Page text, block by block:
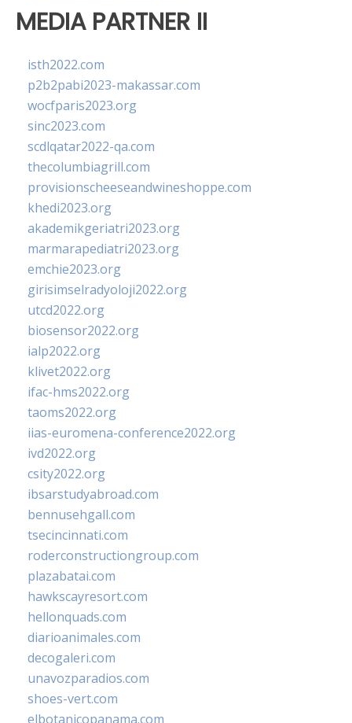
MEDIA PARTNER II
isth2022.com
p2b2pabi2023-makassar.com
wocfparis2023.org
sinc2023.com
scdlqatar2022-qa.com
thecolumbiagrill.com
provisionscheeseandwineshoppe.com
khedi2023.org
akademikgeriatri2023.org
marmarapediatri2023.org
emchie2023.org
girisimselradyoloji2022.org
utcd2022.org
biosensor2022.org
ialp2022.org
klivet2022.org
ifac-hms2022.org
taoms2022.org
iias-euromena-conference2022.org
ivd2022.org
csity2022.org
ibsarstudyabroad.com
bennusehgall.com
tsecincinnati.com
roderconstructiongroup.com
plazabatai.com
hawkscayresort.com
hellonquads.com
diarioanimales.com
decogaleri.com
unavozparadios.com
shoes-vert.com
elbotanicopanama.com